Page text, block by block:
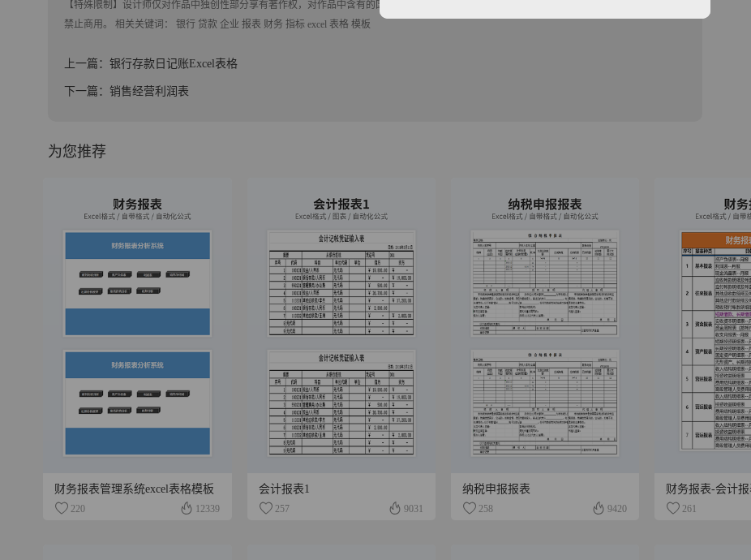
【特殊限制】设计师仅对作品中独创性部分享有著作权，对作品中含有的国旗、国徽等政治图案不享有权利，仅作为作品整体效果的示例展示，
禁止商用。 相关关键词： 银行 贷款 企业 报表 财务 指标 excel 表格 模板
上一篇：银行存款日记账Excel表格
下一篇：销售经营利润表
为您推荐
财务报表管理系统excel表格模板
220 12339
会计报表1
257 9031
纳税申报报表
258 9420
财务报表-会计
261